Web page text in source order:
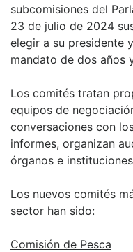
subcomisiones del
23 de julio de 2024
elegir a su presidente
mandato de dos años
Los comités tratan
equipos de
conversaciones con
informes, organizan
órganos e
Los nuevos comités
sector han sido:
Comisión de Pesca